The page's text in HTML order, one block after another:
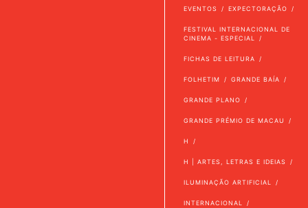
EVENTOS EXPECTORAÇÃO
FESTIVAL INTERNACIONAL DE
CINEMA - ESPECIAL
FICHAS DE LEITURA
FOLHETIM GRANDE BAÍA
GRANDE PLANO
GRANDE PRÉMIO DE MACAU
H
H | ARTES, LETRAS E IDEIAS
ILUMINAÇÃO ARTIFICIAL
INTERNACIONAL